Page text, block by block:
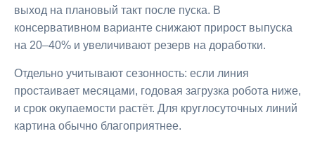
выход на плановый такт после пуска. В
консервативном варианте снижают прирост выпуска
на 20–40% и увеличивают резерв на доработки.
Отдельно учитывают сезонность: если линия
простаивает месяцами, годовая загрузка робота ниже,
и срок окупаемости растёт. Для круглосуточных линий
картина обычно благоприятнее.